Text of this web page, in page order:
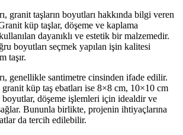
granit taşların boyutları hakkında bilgi veren
küp taşlar, döşeme ve kaplama
dayanıklı ve estetik bir malzemedir.
boyutları seçmek yapılan işin kalitesi
taşır.
genellikle santimetre cinsinden ifade edilir.
küp taş ebatları ise 8×8 cm, 10×10 cm
döşeme işlemleri için idealdir ve
Bununla birlikte, projenin ihtiyaçlarına
da tercih edilebilir.